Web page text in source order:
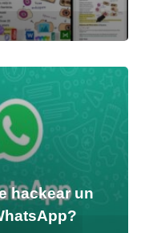
hackear un